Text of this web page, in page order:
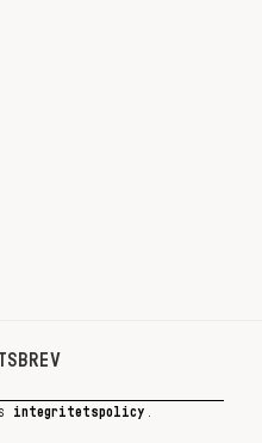
integritetspolicy